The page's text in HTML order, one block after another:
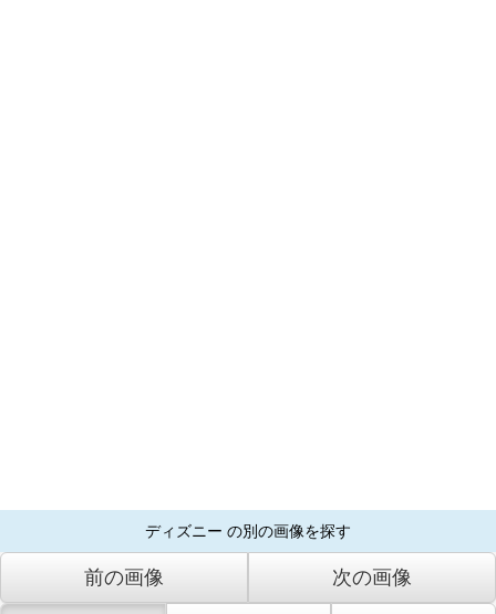
ディズニー の別の画像を探す
前の画像 次の画像